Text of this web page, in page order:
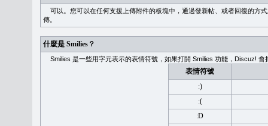
可以。您可以在任何支援上傳附件的板塊中，通過發新帖、或者回復的方
傳。
什麼是 Smilies？
Smilies 是一些用字元表示的表情符號，如果打開 Smilies 功能，Discuz!
表情符號
:)
:(
:D